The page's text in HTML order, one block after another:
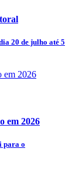
20 de julho até 5
em 2026
para o